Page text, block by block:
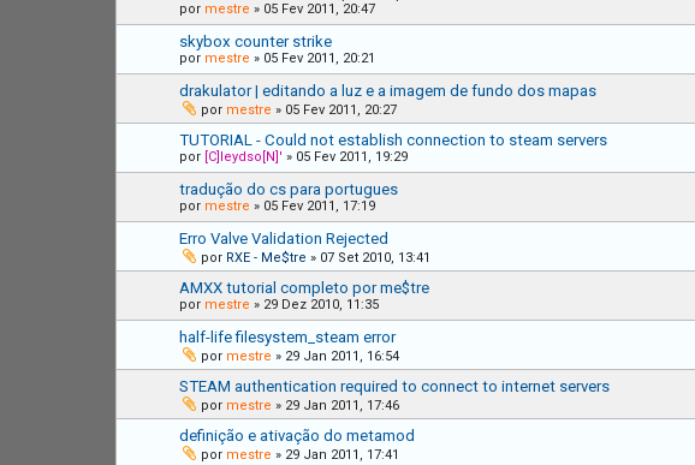
por mestre » 05 Fev 2011, 20:47
skybox counter strike
por mestre » 05 Fev 2011, 20:21
drakulator | editando a luz e a imagem de fundo dos mapas
por mestre » 05 Fev 2011, 20:27
TUTORIAL - Could not establish connection to steam servers
por [C]leydso[N]' » 05 Fev 2011, 19:29
tradução do cs para portugues
por mestre » 05 Fev 2011, 17:19
Erro Valve Validation Rejected
por RXE - Me$tre » 07 Set 2010, 13:41
AMXX tutorial completo por me$tre
por mestre » 29 Dez 2010, 11:35
half-life filesystem_steam error
por mestre » 29 Jan 2011, 16:54
STEAM authentication required to connect to internet servers
por mestre » 29 Jan 2011, 17:46
definição e ativação do metamod
por mestre » 29 Jan 2011, 17:41